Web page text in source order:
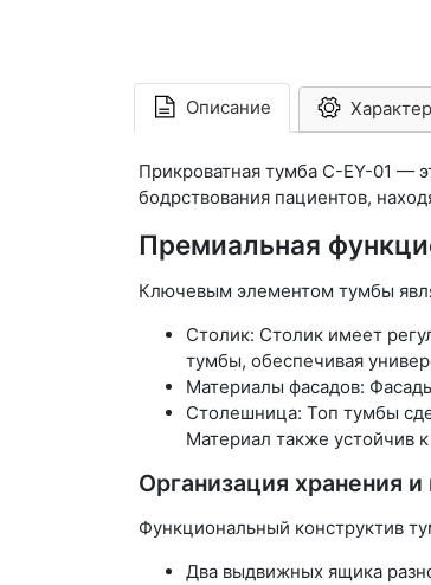
Описание
Прикроватная тумба C-EY-01 —
бодрствования пациентов,
Премиальная
Ключевым элементом тумбы
Столик: Столик имеет
тумбы, обеспечивая
Материалы фасадов:
Столешница: Топ тумбы
Материал также устойчив
Организация хранения
Функциональный конструктив
Два выдвижных ящика